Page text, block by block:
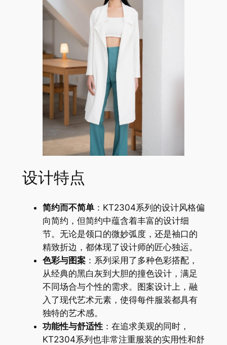
设计特点
简约而不简单：KT2304系列的设计风格偏
向简约，但简约中蕴含着丰富的设计细
节。无论是领口的微妙弧度，还是袖口的
精致折边，都体现了设计师的匠心独运。
色彩与图案：系列采用了多种色彩搭配，
从经典的黑白灰到大胆的撞色设计，满足
不同场合与个性的需求。图案设计上，融
入了现代艺术元素，使得每件服装都具有
独特的艺术感。
功能性与舒适性：在追求美观的同时，
KT2304系列也非常注重服装的实用性和舒